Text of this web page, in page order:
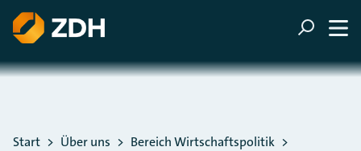
ZUM HAUPTINHALT SPRINGEN
ZUR SUCHE SPRINGEN
Sie befinden sich hier:
Start Über uns
Bereich Wirtschaftspolitik